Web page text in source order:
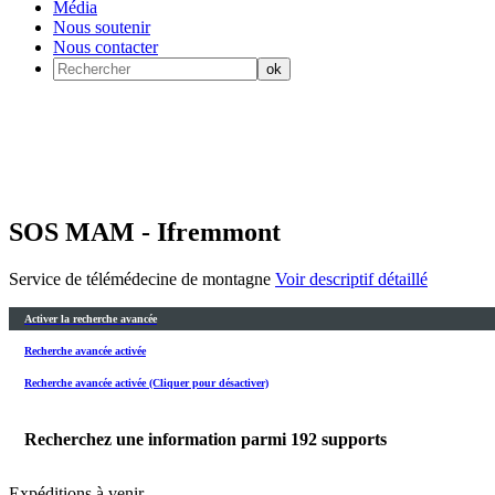
Média
Nous soutenir
Nous contacter
SOS MAM - Ifremmont
Service de télémédecine de montagne Voir descriptif détaillé
Activer la recherche avancée
Recherche avancée activée
Recherche avancée activée (Cliquer pour désactiver)
Recherchez une information parmi 192 supports